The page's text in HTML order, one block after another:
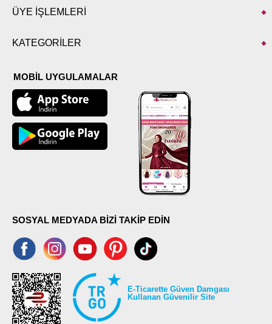
ÜYE İŞLEMLERİ
KATEGORİLER
MOBİL UYGULAMALAR
SOSYAL MEDYADA BİZİ TAKİP EDİN
E-Ticarette Güven Damgası
Kullanan Güvenilir Site